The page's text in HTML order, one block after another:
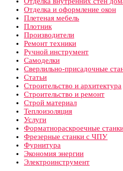
Отделка и оформление окон
Плетеная мебель
Плотник
Производители
Ремонт техники
Ручной инструмент
Самоделки
Сверлильно-присадочные
Статьи
Строительство и архитектура
Строительство и ремонт
Строй материал
Теплоизоляция
Услуги
Форматнораскроечные
Фрезерные станки с ЧПУ
Фурнитура
Экономия энергии
Электроинструмент